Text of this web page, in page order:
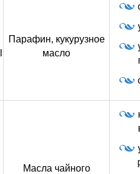
Парафин, кукурузное
масло
Масла чайного